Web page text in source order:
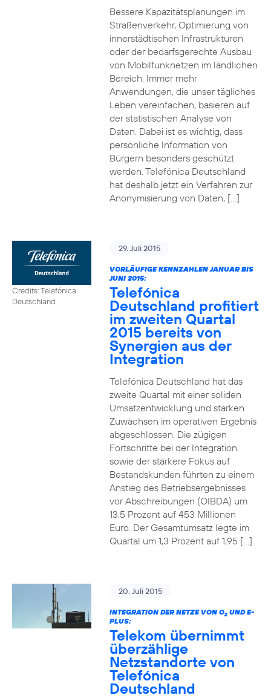
Bessere Kapazitätsplanungen im
Straßenverkehr, Optimierung von
innerstädtischen Infrastrukturen
oder der bedarfsgerechte Ausbau
von Mobilfunknetzen im ländlichen
Bereich: Immer mehr
Anwendungen, die unser tägliches
Leben vereinfachen, basieren auf
der statistischen Analyse von
Daten. Dabei ist es wichtig, dass
persönliche Information von
Bürgern besonders geschützt
werden. Telefónica Deutschland
hat deshalb jetzt ein Verfahren zur
Anonymisierung von Daten, […]
Credits: Telefónica
Deutschland
29. Juli 2015
VORLÄUFIGE KENNZAHLEN JANUAR BIS
JUNI 2015:
Telefónica
Deutschland profitiert
im zweiten Quartal
2015 bereits von
Synergien aus der
Integration
Telefónica Deutschland hat das
zweite Quartal mit einer soliden
Umsatzentwicklung und starken
Zuwächsen im operativen Ergebnis
abgeschlossen. Die zügigen
Fortschritte bei der Integration
sowie der stärkere Fokus auf
Bestandskunden führten zu einem
Anstieg des Betriebsergebnisses
vor Abschreibungen (OIBDA) um
13,5 Prozent auf 453 Millionen
Euro. Der Gesamtumsatz legte im
Quartal um 1,3 Prozent auf 1,95 […]
20. Juli 2015
INTEGRATION DER NETZE VON O2UND E-
PLUS:
Telekom übernimmt
überzählige
Netzstandorte von
Telefónica
Deutschland